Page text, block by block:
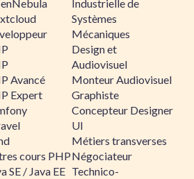
Avancé
Expert
cours PHP
SE / Java EE
Industrielle de
Systèmes
Mécaniques
Design et
Audiovisuel
Monteur Audiovisuel
Graphiste
Concepteur Designer
UI
Métiers transverses
Négociateur
Technico-